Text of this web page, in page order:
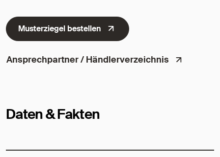
Musterziegel bestellen
Ansprechpartner / Händlerverzeichnis
Daten & Fakten